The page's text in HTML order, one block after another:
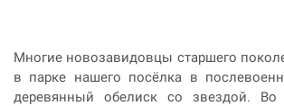
Многие новозавидовцы старшего
в парке нашего посёлка в
деревянный обелиск со звездой. Во